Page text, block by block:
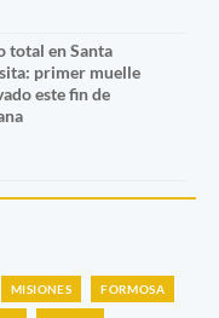
total en Santa
primer muelle
este fin de
MISIONES FORMOSA